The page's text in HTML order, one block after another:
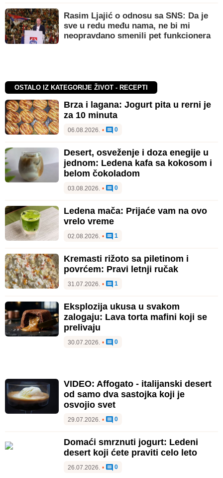
Rasim Ljajić o odnosu sa SNS: Da je
sve u redu među nama, ne bi mi
neopravdano smenili pet funkcionera
OSTALO IZ KATEGORIJE ŽIVOT - RECEPTI
Brza i lagana: Jogurt pita u rerni je
za 10 minuta
06.08.2026. • 0
Desert, osveženje i doza enegije u
jednom: Ledena kafa sa kokosom i
belom čokoladom
03.08.2026. • 0
Ledena mača: Prijaće vam na ovo
vrelo vreme
02.08.2026. • 1
Kremasti rižoto sa piletinom i
povrćem: Pravi letnji ručak
31.07.2026. • 1
Eksplozija ukusa u svakom
zalogaju: Lava torta mafini koji se
prelivaju
30.07.2026. • 0
VIDEO: Affogato - italijanski desert
od samo dva sastojka koji je
osvojio svet
29.07.2026. • 0
Domaći smrznuti jogurt: Ledeni
desert koji ćete praviti celo leto
26.07.2026. • 0